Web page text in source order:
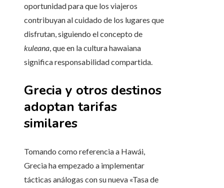
oportunidad para que los viajeros
contribuyan al cuidado de los lugares que
disfrutan, siguiendo el concepto de
kuleana, que en la cultura hawaiana
significa responsabilidad compartida.
Grecia y otros destinos
adoptan tarifas
similares
Tomando como referencia a Hawái,
Grecia ha empezado a implementar
tácticas análogas con su nueva «Tasa de